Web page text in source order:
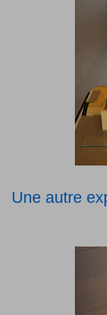
Une autre